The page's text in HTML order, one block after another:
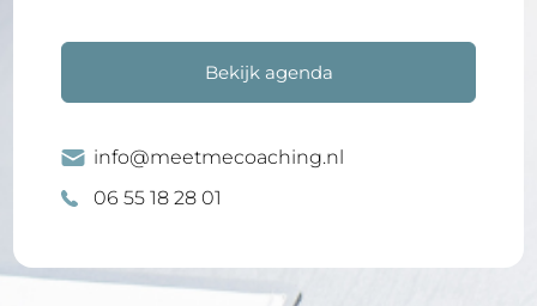
Bekijk agenda
info@meetmecoaching.nl
06 55 18 28 01